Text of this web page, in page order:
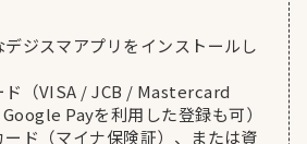
ジスマアプリをインストールし
ド（VISA / JCB / Mastercard
Payを利用した登録も可）
ド（マイナ保険証）、または資